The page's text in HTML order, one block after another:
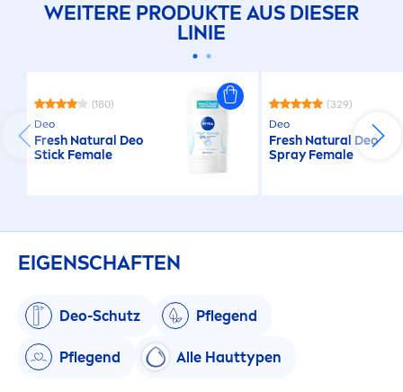
WEITERE PRODUKTE AUS DIESER
LINIE
(180)
Deo
Fresh Natural Deo
Stick Female
(329)
Deo
Fresh Natural Deo
Spray Female
EIGENSCHAFTEN
Deo-Schutz Pflegend
Pflegend Alle Hauttypen